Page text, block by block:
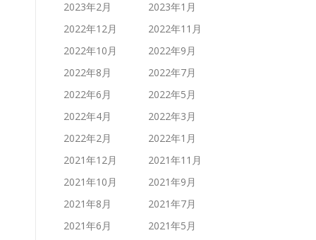
2023年2月
2023年1月
2022年12月
2022年11月
2022年10月
2022年9月
2022年8月
2022年7月
2022年6月
2022年5月
2022年4月
2022年3月
2022年2月
2022年1月
2021年12月
2021年11月
2021年10月
2021年9月
2021年8月
2021年7月
2021年6月
2021年5月